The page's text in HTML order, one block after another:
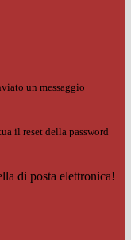
un messaggio
il reset della password
di posta elettronica!